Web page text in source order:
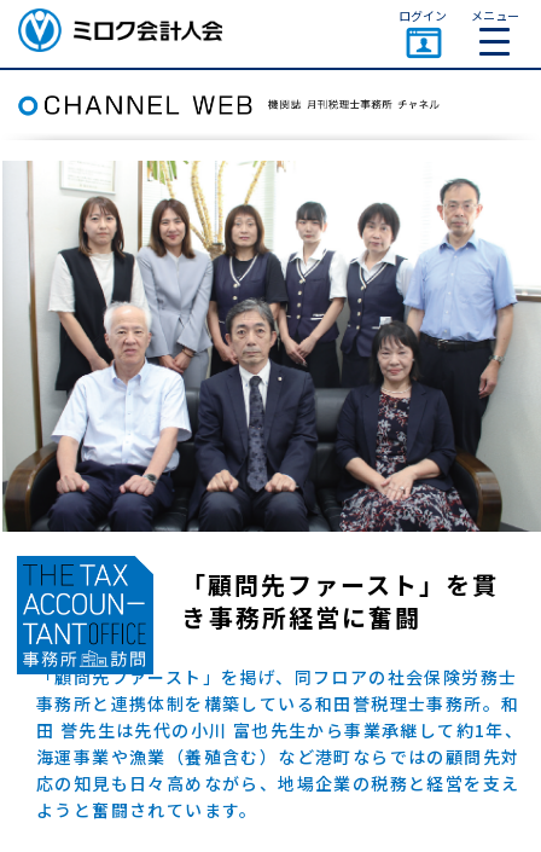
ミロク会計人会 MIROKU
ACCOUNTING PERSON
ASSOCIATION
ログイン メニュー
「顧問先ファースト」を貫
き事務所経営に奮闘
「顧問先ファースト」を掲げ、同フロアの社会保険労務士
事務所と連携体制を構築している和田誉税理士事務所。和
田 誉先生は先代の小川 富也先生から事業承継して約1年、
海運事業や漁業（養殖含む）など港町ならではの顧問先対
応の知見も日々高めながら、地場企業の税務と経営を支え
ようと奮闘されています。